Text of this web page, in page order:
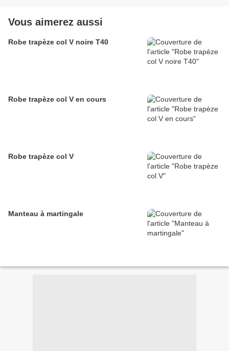
Vous aimerez aussi
Robe trapèze col V noire T40
Robe trapèze col V en cours
Robe trapèze col V
Manteau à martingale